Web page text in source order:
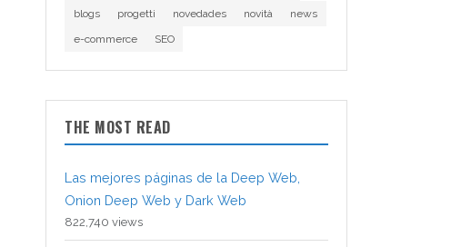
blogs
progetti novedades novità
news
e-commerce
SEO
THE MOST READ
Las mejores páginas de la Deep Web,
Onion Deep Web y Dark Web
822,740 views